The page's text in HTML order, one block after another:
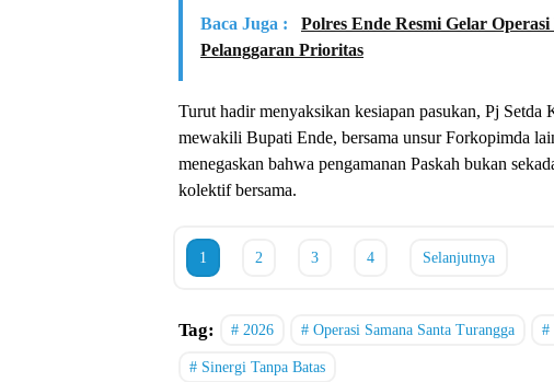
Baca Juga :
Polres Ende Resmi Gelar
Pelanggaran Prioritas
​Turut hadir menyaksikan kesiapan pasukan, Pj
mewakili Bupati Ende, bersama unsur Forkopimda
menegaskan bahwa pengamanan Paskah bukan
kolektif bersama.
1 2 3 4 Selanjutnya
Tag: 2026 Operasi Samana Santa Turangga
Sinergi Tanpa Batas